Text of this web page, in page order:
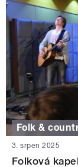
Folk &
3. srpen 2025
Folková